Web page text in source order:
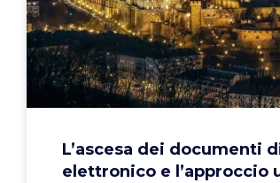
L’ascesa dei documenti
elettronico e l’approccio